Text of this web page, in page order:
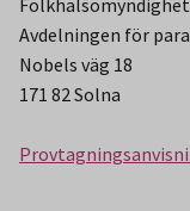
Avdelningen för
Nobels väg 18
171 82 Solna